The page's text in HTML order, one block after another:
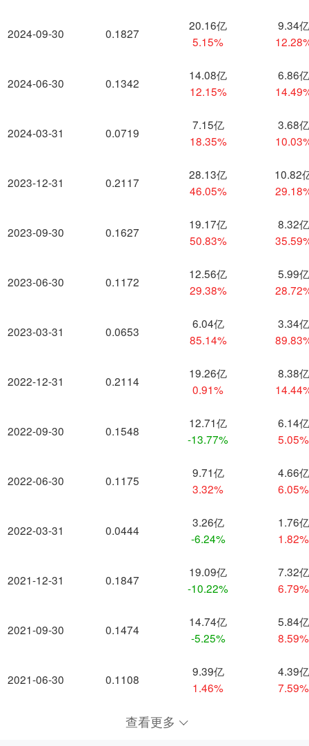
2024-09-30
2024-06-30
2024-03-31
2023-12-31
2023-09-30
2023-06-30
2023-03-31
2022-12-31
2022-09-30
2022-06-30
2022-03-31
2021-12-31
2021-09-30
2021-06-30
0.1827
20.16亿
5.15%
9.34亿
0.1342
14.08亿
12.15%
6.86亿
0.0719
7.15亿
18.35%
3.68亿
0.2117
28.13亿
46.05%
10.82
0.1627
19.17亿
50.83%
8.32亿
0.1172
12.56亿
29.38%
5.99亿
0.0653
6.04亿
85.14%
3.34亿
0.2114
19.26亿
0.91%
8.38亿
0.1548
12.71亿
-13.77%
6.14亿
5.05%
0.1175
9.71亿
3.32%
4.66亿
6.05%
0.0444
3.26亿
-6.24%
1.76亿
1.82%
0.1847
19.09亿
-10.22%
7.32亿
6.79%
0.1474
14.74亿
-5.25%
5.84亿
8.59%
0.1108
9.39亿
1.46%
4.39亿
7.59%
查看更多